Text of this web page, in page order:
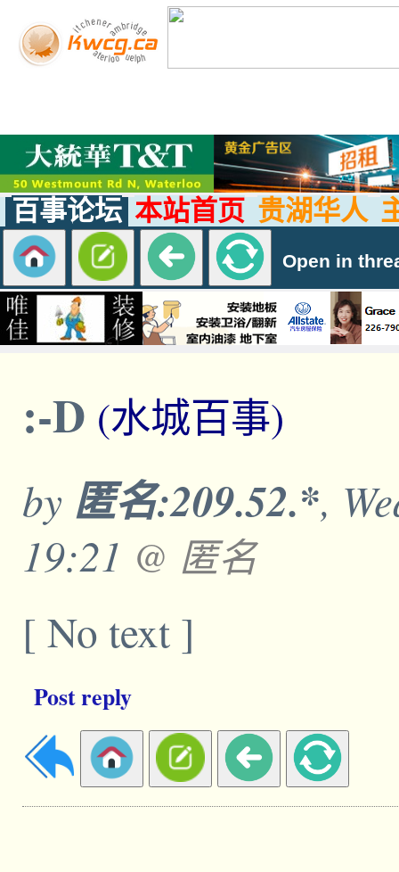
百事论坛 本站首页 贵湖华人
Open in
:-D (水城百事)
by 匿名:209.52.*,
19:21 @ 匿名
[ No text ]
Post reply